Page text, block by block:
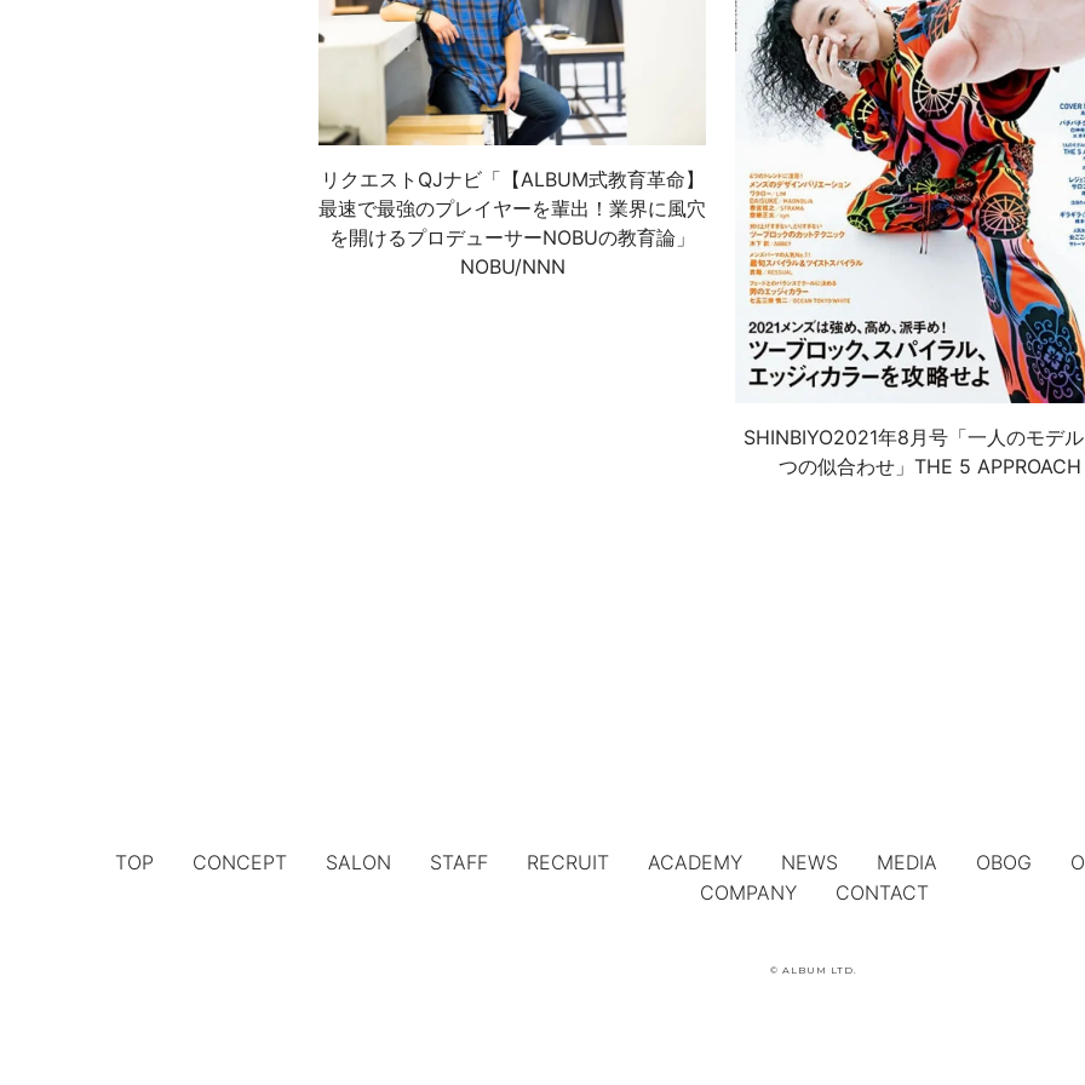
リクエストQJナビ「【ALBUM式教育革命】
最速で最強のプレイヤーを輩出！業界に風穴
を開けるプロデューサーNOBUの教育論」
NOBU/NNN
SHINBIYO2021年8月号「一人のモデ
つの似合わせ」THE 5 APPROACH
TOP CONCEPT SALON STAFF RECRUIT ACADEMY NEWS MEDIA OBOG
COMPANY
CONTACT
© ALBUM LTD.